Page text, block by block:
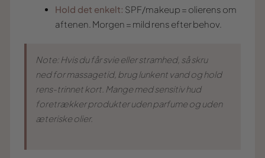
Hold det enkelt: SPF/makeup = olierens om
aftenen. Morgen = mild rens efter behov.
Note: Hvis du får svie eller stramhed, så skru
ned for massagetid, brug lunkent vand og hold
rens-trinnet kort. Mange med sensitiv hud
foretrækker produkter uden parfume og uden
æteriske olier.